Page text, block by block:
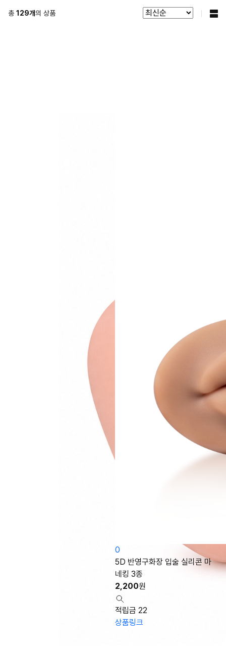
총 129개의 상품
0
5D 반영구화장 입술 실리콘 마
네킹 3종
2,200원
적립금 22
상품링크